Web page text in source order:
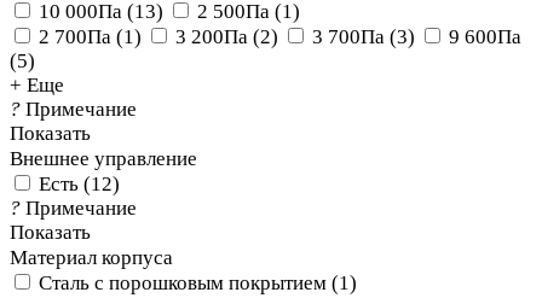
10 000Па (13) 2 500Па (1)
2 700Па (1) 3 200Па (2) 3 700Па (3)
9 600Па
(5)
+ Еще
? Примечание
Показать
Внешнее управление
Есть (12)
? Примечание
Показать
Материал корпуса
Сталь с порошковым покрытием (1)